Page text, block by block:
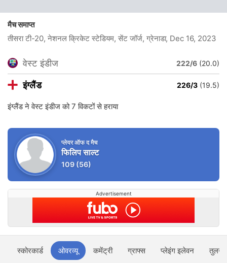
मैच समाप्त
तीसरा टी-20, नेशनल क्रिकेट स्टेडियम, सेंट जॉर्ज, ग्रेनाडा, Dec 16, 2023
वेस्ट इंडीज 222/6 (20.0)
इंग्लैंड 226/3 (19.5)
इंग्लैंड ने वेस्ट इंडीज को 7 विकटों से हराया
प्लेयर ऑफ द मैच
फिलिप साल्ट
109 (56)
Advertisement
स्कोरकार्ड ओवरव्यू कमेंट्री ग्राफ्स प्लेइंग इलेवन तुलना